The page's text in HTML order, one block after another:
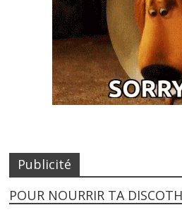
Publicité
POUR NOURRIR TA